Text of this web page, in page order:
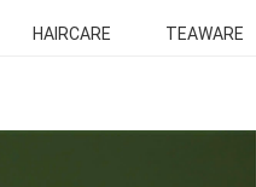
HAIRCARE TEAWARE